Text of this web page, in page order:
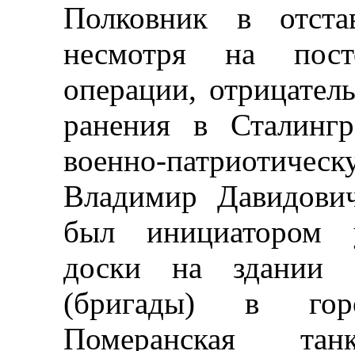
Полковник в
несмотря на
операции,
ранения в
военно-
Владимир
был инициатором
доски на здании
(бригады) в
Померанская